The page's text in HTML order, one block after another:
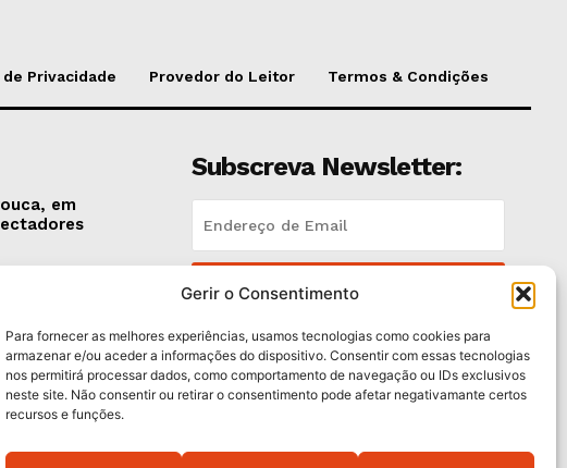
Gerir o Consentimento
Para fornecer as melhores experiências, usamos tecnologias como cookies para
armazenar e/ou aceder a informações do dispositivo. Consentir com essas tecnologias
nos permitirá processar dados, como comportamento de navegação ou IDs exclusivos
neste site. Não consentir ou retirar o consentimento pode afetar negativamante certos
recursos e funções.
Privacidade Provedor do Leitor Termos & Condições
em
da
“é
Subscreva Newsletter:
QUERO ADERIR
Li e aceito aPolítica de Privacidade .